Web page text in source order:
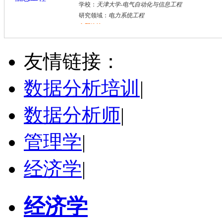
学校： 天津大学-电气自动化与信息工程
研究领域： 电力系统工程
立即咨询
杜** 黄浦区
其他
学校：上海交通大学
立即咨询
友情链接：
数据分析培训 |
数据分析师|
管理学|
经济学|
经济学